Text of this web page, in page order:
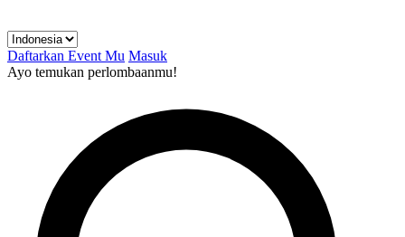
Daftarkan Event Mu Masuk
Ayo temukan perlombaanmu!